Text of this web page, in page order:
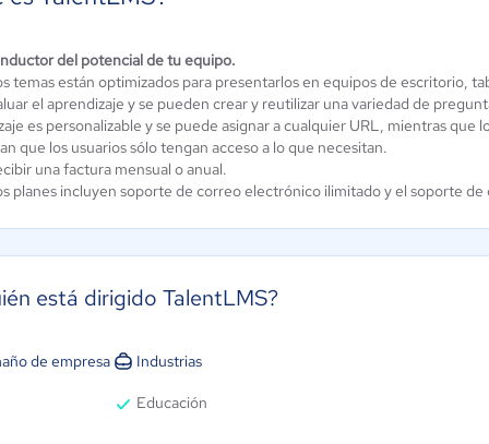
de
sin
Haggyo
Aún sin
calificación
del potencial de tu equipo.
temas están optimizados para presentarlos en equipos de escritorio,
el aprendizaje y se pueden crear y reutilizar una variedad de
es personalizable y se puede asignar a cualquier URL, mientras que
que los usuarios sólo tengan acceso a lo que necesitan.
una factura mensual o anual.
planes incluyen soporte de correo electrónico ilimitado y el soporte
está dirigido TalentLMS?
de empresa Industrias
Educación